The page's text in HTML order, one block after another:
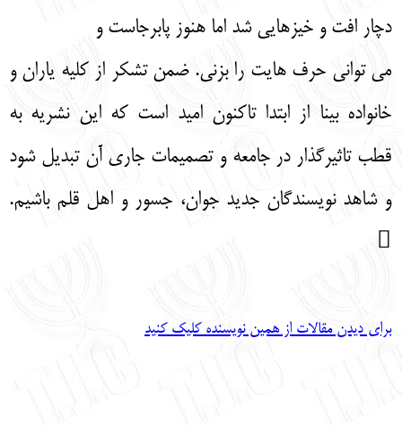
دچار افت و خیزهایی شد اما هنوز پابرجاست و
می توانی حرف هایت را بزنی. ضمن تشکر از کلیه یاران و
خانواده بینا از ابتدا تاکنون امید است که این نشریه به
قطب تاثیرگذار در جامعه و تصمیمات جاری آن تبدیل شود
و شاهد نویسندگان جدید جوان، جسور و اهل قلم باشیم.

برای دیدن مقالات از همین نویسنده کلیک کنید